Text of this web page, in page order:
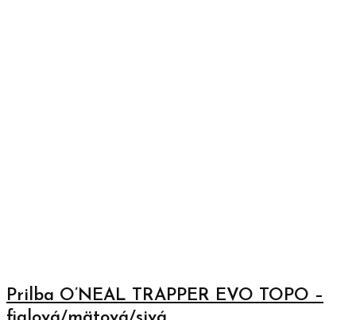
Prilba O’NEAL TRAPPER EVO TOPO –